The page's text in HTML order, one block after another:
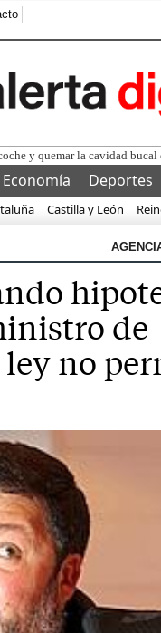
Economía Deportes
Castilla y León
de
no